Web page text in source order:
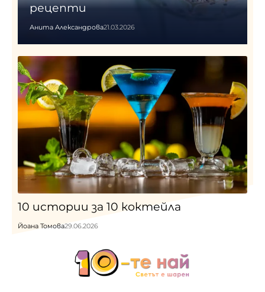
рецепти
Анита Александрова21.03.2026
10 истории за 10 коктейла
Йоана Томова29.06.2026